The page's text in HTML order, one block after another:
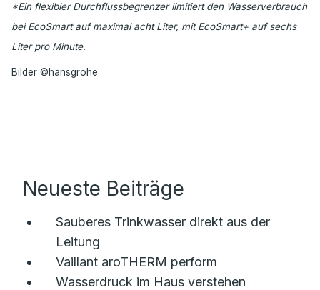
*Ein flexibler Durchflussbegrenzer limitiert den Wasserverbrauch
bei EcoSmart auf maximal acht Liter, mit EcoSmart+ auf sechs
Liter pro Minute.
Bilder ©hansgrohe
Neueste Beiträge
Sauberes Trinkwasser direkt aus der
Leitung
Vaillant aroTHERM perform
Wasserdruck im Haus verstehen